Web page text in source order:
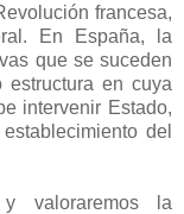
francesa,
En España, la
que se suceden
en cuya
intervenir Estado,
del
valoraremos la